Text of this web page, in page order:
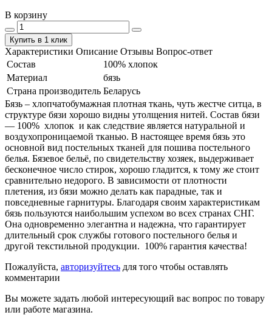
В корзину
Купить в 1 клик
Характеристики Описание Отзывы Вопрос-ответ
Состав
100% хлопок
Материал
бязь
Страна производитель Беларусь
Бязь – хлопчатобумажная плотная ткань, чуть жестче ситца, в
структуре бязи хорошо видны утолщения нитей. Состав бязи
― 100% хлопок и как следствие является натуральной и
воздухопроницаемой тканью. В настоящее время бязь это
основной вид постельных тканей для пошива постельного
белья. Бязевое бельё, по свидетельству хозяек, выдерживает
бесконечное число стирок, хорошо гладится, к тому же стоит
сравнительно недорого. В зависимости от плотности
плетения, из бязи можно делать как парадные, так и
повседневные гарнитуры. Благодаря своим характеристикам
бязь пользуются наибольшим успехом во всех странах СНГ.
Она одновременно элегантна и надежна, что гарантирует
длительный срок службы готового постельного белья и
другой текстильной продукции. 100% гарантия качества!
Пожалуйста, авторизуйтесь для того чтобы оставлять
комментарии
Вы можете задать любой интересующий вас вопрос по товару
или работе магазина.